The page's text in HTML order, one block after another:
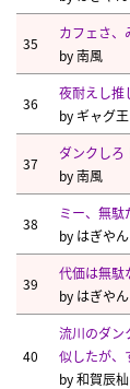
35
カフェさ、
by南風
36
夜耐えし推
by ギャグ王
37
ダンクしろ
by南風
38
ミー、無駄
by はぎやん
39
代価は無駄
by はぎやん
40
流川のダン
似したが、
by和賀辰杣